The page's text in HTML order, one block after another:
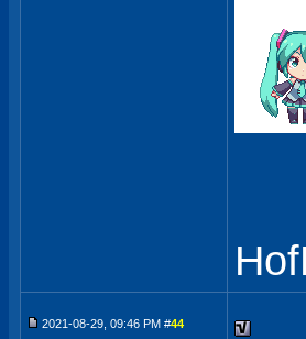
2021-08-29, 09:46 PM #44